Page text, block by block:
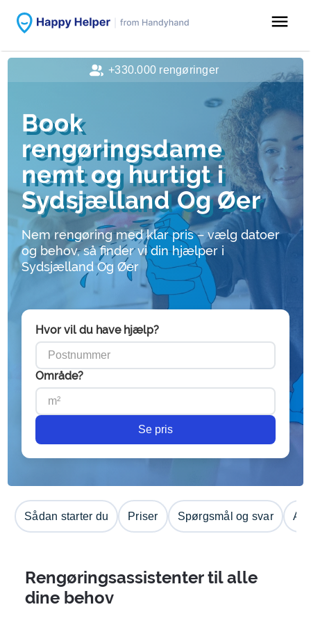
menu
Book
rengøringsdame
nemt og hurtigt i
Sydsjælland Og Øer
Nem rengøring med klar pris – vælg datoer
og behov, så finder vi din hjælper i
Sydsjælland Og Øer
Hvor vil du have hjælp?
Område?
Se pris
Sådan starter du Priser Spørgsmål og svar
Rengøringsassistenter til alle
dine behov
+330.000 rengøringer